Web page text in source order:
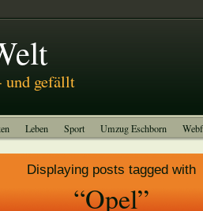
und gefällt
Leben Sport Umzug Eschborn
Displaying posts tagged with
“Opel”